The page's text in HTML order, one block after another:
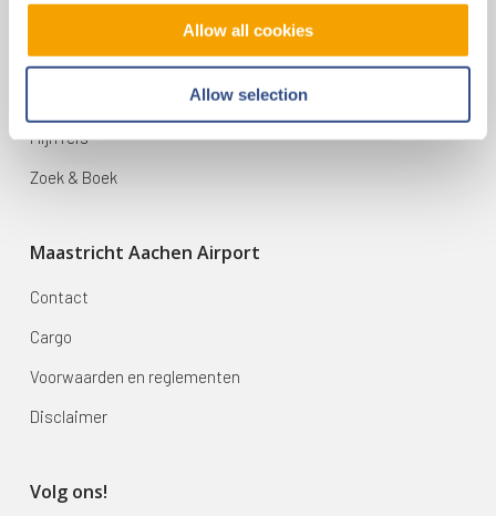
Allow all cookies
Allow selection
Op reis
Vluchten
Mijn reis
Zoek & Boek
Maastricht Aachen Airport
Contact
Cargo
Voorwaarden en reglementen
Disclaimer
Volg ons!